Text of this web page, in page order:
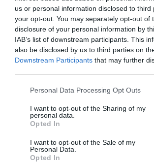
us or personal information disclosed to third
your opt-out. You may separately opt-out of
disclosure of your personal information by
IAB’s list of downstream participants. This
also be disclosed by us to third parties on
Downstream Participants that may further
Personal Data Processing Opt Outs
I want to opt-out of the Sharing of my
personal data.
Opted In
I want to opt-out of the Sale of my
Personal Data.
Opted In
une saison record malgré le contexte
a commenté l'article :
Après Emirates, Lufthansa remet en
histoire de l'aviation
LIRE AUSSI